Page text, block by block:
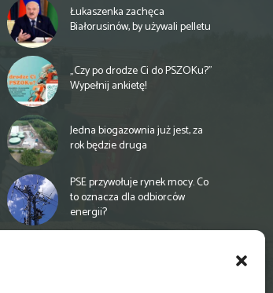
Łukaszenka zachęca
Białorusinów, by używali pelletu
„Czy po drodze Ci do PSZOKu?”
Wypełnij ankietę!
Jedna biogazownia już jest, za
rok będzie druga
PSE przywołuje rynek mocy. Co
to oznacza dla odbiorców
energii?